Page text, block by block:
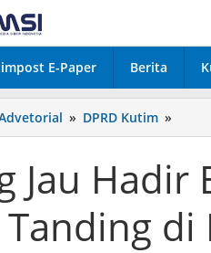
E-Paper Berita
» DPRD Kutim »
Jau
Beri
Atlet
Yang
Jau Hadir
Tanding